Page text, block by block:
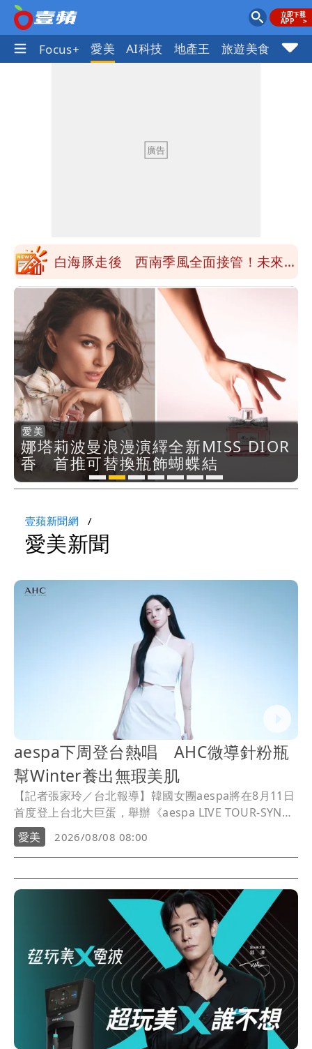
題 Focus+ 愛美 AI科技 地產王 旅遊美食 車市
核武
白海豚走後 西南季風全面接管！未來一
周溼答答
Tim哥慘成淹水戶 貨物及電腦全泡水！
他崩潰喊完蛋
黑面嫁女席開200桌搞成演唱會 她嫌高
調轉為感動「這是他愛我的方式」
以色列媒體驚爆：伊朗最高領袖緊急送醫
台北山區升級「大豪雨」！基隆北海岸逢
大潮 恐海水倒灌
澎湖13兒女擠住10坪屋 媽帶補助款離
家！縣府出手了
經紀人強吻女藝人「我又沒伸舌頭」 連
次看
慈濟遭詐10億 他點名顏博文下台：認
錯有那麼難嗎？
颱風相當有感！海警持續到明晨 北部風
五月天冠佑20歲女兒「遭AI假造不雅影
像」 憤怒發聲：已截圖
最新風雨預測！今天「9地區」達停班課
離核戰更近？美軍擬鬆綁川普動用戰術性
愛美
曼秀雷敦「2合1醒醒棒」能聞又能
抹 $85涼感提神太划算
愛美
aespa下周登台熱唱 AHC微導針粉
瓶幫Winter養出無瑕美肌
愛美
娜塔莉波曼浪漫演繹全新MISS DIOR
香 首推可替換瓶飾蝴蝶結
愛美
告別夏日油光惡夢 理膚寶水「超分
子滲透」打造油痘肌救星
愛美
跟迪麗熱巴一起升級電眼 克蘭詩黃
金亮眼雙萃「買Eye送愛」
愛美
父親節寵愛帥爸首選 新光三越「他
經濟」精選頂級美妝香氛
愛美
頂級德系抗老超越單一補充 BABOR
開啟醫美「前後保養」美肌新紀元
愛美
曼秀雷敦「2合1醒醒棒」能聞又能
抹 $85涼感提神太划算
愛美
aespa下周登台熱唱 AHC微導針粉
瓶幫Winter養出無瑕美肌
壹蘋新聞網
愛美新聞
aespa下周登台熱唱 AHC微導針粉瓶
幫Winter養出無瑕美肌
【記者張家玲／台北報導】韓國女團aespa將在8月11日
首度登上台北大巨蛋，舉辦《aespa LIVE TOUR-SYNK :
COMPLæXITY》演唱會，成員Winter所代言的韓國美妝
AHC也在女神降臨前，公開她的無瑕美肌秘密，發表全
新醫美科研超光微晶系列。
愛美 2026/08/08 08:00